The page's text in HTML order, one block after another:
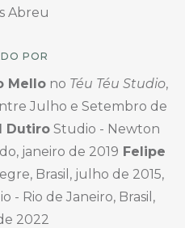
Abreu
POR
Mello no Téu Téu Studio,
Julho e Setembro de
Dutiro Studio - Newton
janeiro de 2019 Felipe
Brasil, julho de 2015,
- Rio de Janeiro, Brasil,
2022